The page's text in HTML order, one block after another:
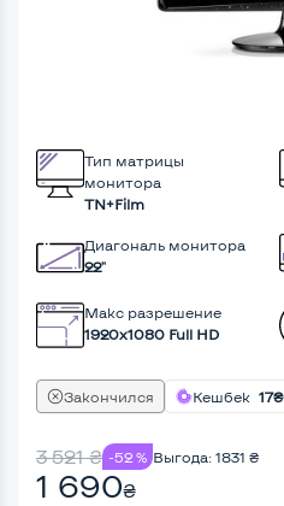
Тип матрицы
монитора
TN+Film
Диагональ монитора
22"
Макс разрешение
1920x1080 Full HD
Закончился Кешбек 17₴
3 521₴ -52 % Выгода: 1831 ₴
1 690₴